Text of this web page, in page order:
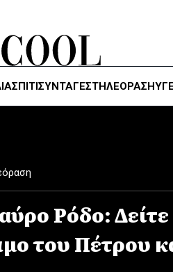
ΣΠΙΤΙΣΥΝΤΑΓΕΣΤΗΛΕΌΡΑΣΗ
Ρόδο:
του Πέτρου